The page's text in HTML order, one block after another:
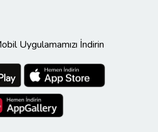
Uygulamamızı İndirin